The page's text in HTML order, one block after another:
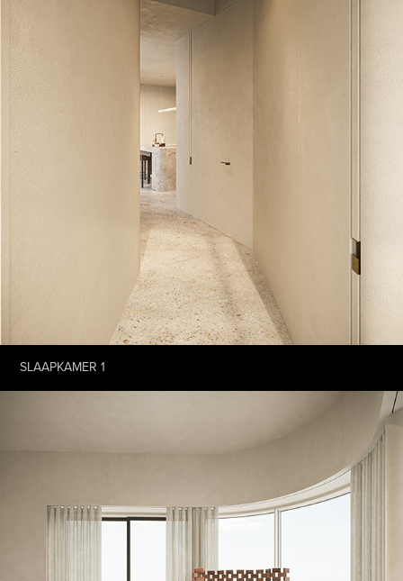
SLAAPKAMER 1